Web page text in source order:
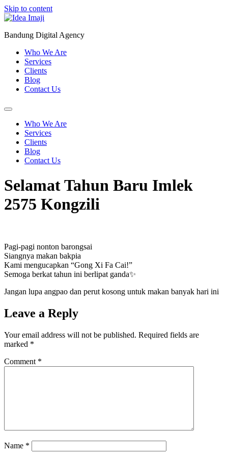
Skip to content
Bandung Digital Agency
Who We Are
Services
Clients
Blog
Contact Us
Who We Are
Services
Clients
Blog
Contact Us
Selamat Tahun Baru Imlek
2575 Kongzili
Pagi-pagi nonton barongsai
Siangnya makan bakpia
Kami mengucapkan “Gong Xi Fa Cai!”
Semoga berkat tahun ini berlipat ganda✨
Jangan lupa angpao dan perut kosong untuk makan banyak hari ini
Leave a Reply
Your email address will not be published. Required fields are
marked *
Comment *
Name *